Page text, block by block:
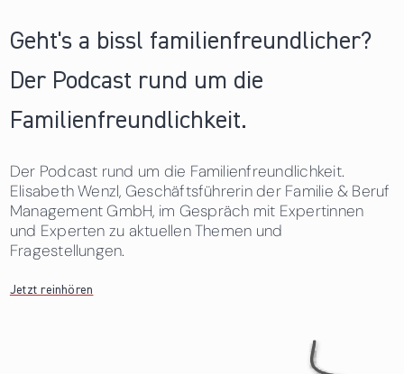
Geht's a bissl familienfreundlicher?
Der Podcast rund um die
Familienfreundlichkeit.
Der Podcast rund um die Familienfreundlichkeit.
Elisabeth Wenzl, Geschäftsführerin der Familie & Beruf
Management GmbH, im Gespräch mit Expertinnen
und Experten zu aktuellen Themen und
Fragestellungen.
Jetzt reinhören